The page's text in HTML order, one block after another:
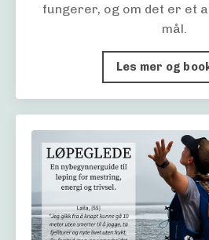
fungerer, og om det er et
mål.
Les mer og